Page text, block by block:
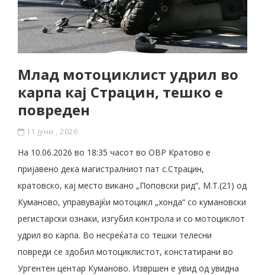
Млад мотоциклист удрил во
карпа кај Страцин, тешко е
повреден
11 јуни , 2026
На 10.06.2026 во 18:35 часот во ОВР Кратово е
пријавено дека магистралниот пат с.Страцин,
кратовско, кај место викано „Поповски рид“, М.Т.(21) од
Куманово, управувајќи мотоцикл „хонда“ со кумановски
регистарски ознаки, изгубил контрола и со мотоциклот
удрил во карпа. Во несреќата со тешки телесни
повреди се здобил мотоциклистот, констатирани во
Ургентен центар Куманово. Извршен е увид од увидна